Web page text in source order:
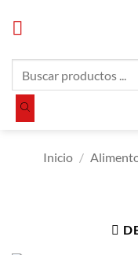
productos
Inicio /